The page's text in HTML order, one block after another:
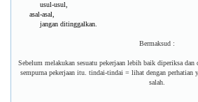
usul-usul,
asal-asal,
jangan ditinggalkan.
Bermaksud :
Sebelum melakukan sesuatu pekerjaan lebih baik diperiksa
sempurna pekerjaan itu. tindai-tindai = lihat dengan perhatian
salah.